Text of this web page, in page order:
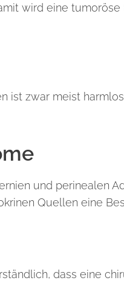
wird eine tumoröse
ist zwar meist
und perinealen
Quellen eine
dass eine